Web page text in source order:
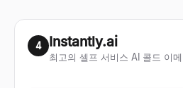
4 Instantly.ai
최고의 셀프 서비스 AI 콜드 이